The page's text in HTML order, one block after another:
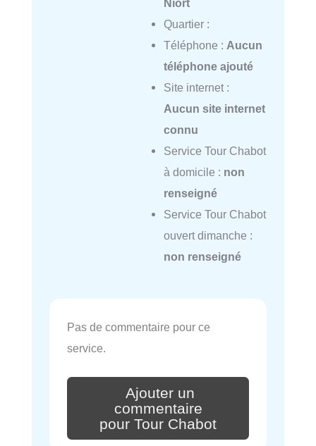
Niort
Quartier :
Téléphone : Aucun
téléphone ajouté
Site internet :
Aucun site internet
connu
Service Tour Chabot
à domicile : non
renseigné
Service Tour Chabot
ouvert dimanche :
non renseigné
Pas de commentaire pour ce
service.
Ajouter un
commentaire
pour Tour Chabot